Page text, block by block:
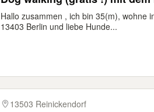
Hallo zusammen , ich bin 35(m), wohne
13403 Berlin und liebe Hunde...
13503 Reinickendorf